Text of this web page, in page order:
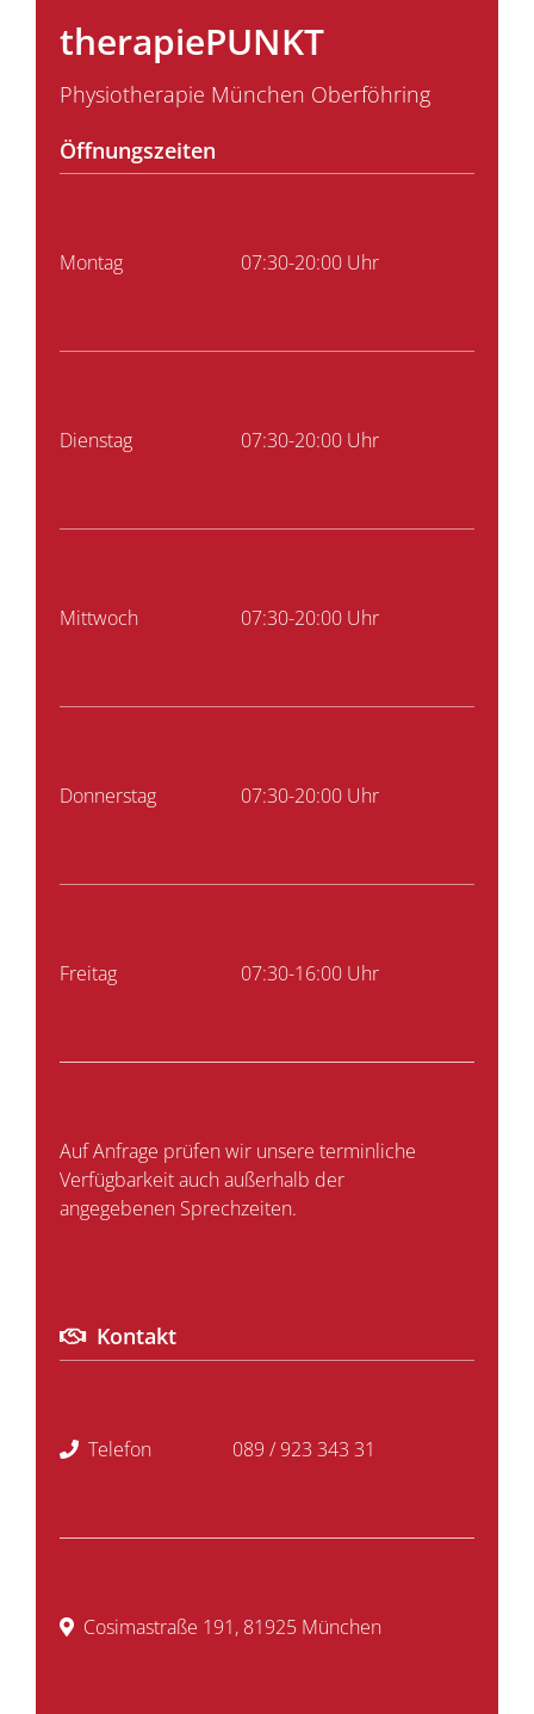
therapiePUNKT
Physiotherapie München Oberföhring
Öffnungszeiten
Montag 07:30-20:00 Uhr
Dienstag 07:30-20:00 Uhr
Mittwoch 07:30-20:00 Uhr
Donnerstag 07:30-20:00 Uhr
Freitag 07:30-16:00 Uhr
Auf Anfrage prüfen wir unsere terminliche
Verfügbarkeit auch außerhalb der
angegebenen Sprechzeiten.
Kontakt
Telefon 089 / 923 343 31
Cosimastraße 191, 81925 München